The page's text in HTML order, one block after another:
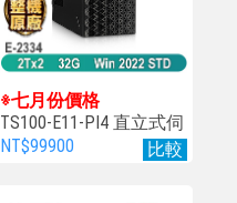
比較
※七月份價格
TS100-E11-PI4 直立式伺
服器
NT$99900